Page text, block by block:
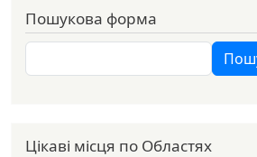
Пошукова форма
Пошук
Цікаві місця по Областях